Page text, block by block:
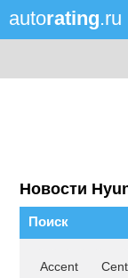
autorating.ru
Новости
Поиск
Accent